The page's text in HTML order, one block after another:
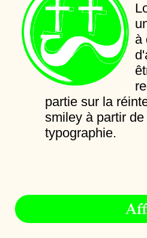
à
partie sur la
smiley à partir
typographie.